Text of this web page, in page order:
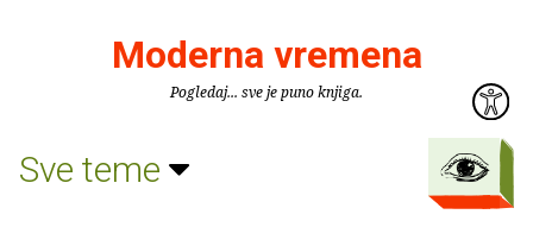
Moderna vremena
Pogledaj... sve je puno knjiga.
Sve teme